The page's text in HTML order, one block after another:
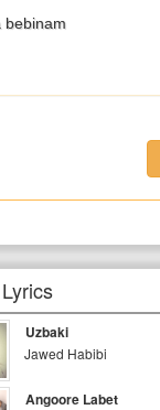
bebinam
Uzbaki
Jawed Habibi
Angoore Labet